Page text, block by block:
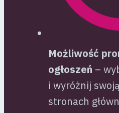
Możliwość
ogłoszeń –
i wyróżnij
stronach